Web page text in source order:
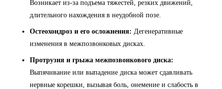
Возникает из-за подъема тяжестей, резких движений,
длительного нахождения в неудобной позе.
Остеохондроз и его осложнения: Дегенеративные
изменения в межпозвонковых дисках.
Протрузия и грыжа межпозвонкового диска:
Выпячивание или выпадение диска может сдавливать
нервные корешки, вызывая боль, онемение и слабость в